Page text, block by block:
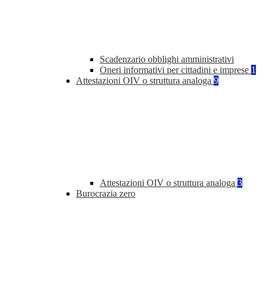
Scadenzario obblighi amministrativi
Oneri informativi per cittadini e imprese 1
Attestazioni OIV o struttura analoga 9
Attestazioni OIV o struttura analoga 3
Burocrazia zero